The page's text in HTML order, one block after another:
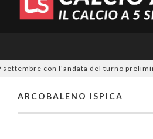
con l'andata del turno
ARCOBALENO ISPICA